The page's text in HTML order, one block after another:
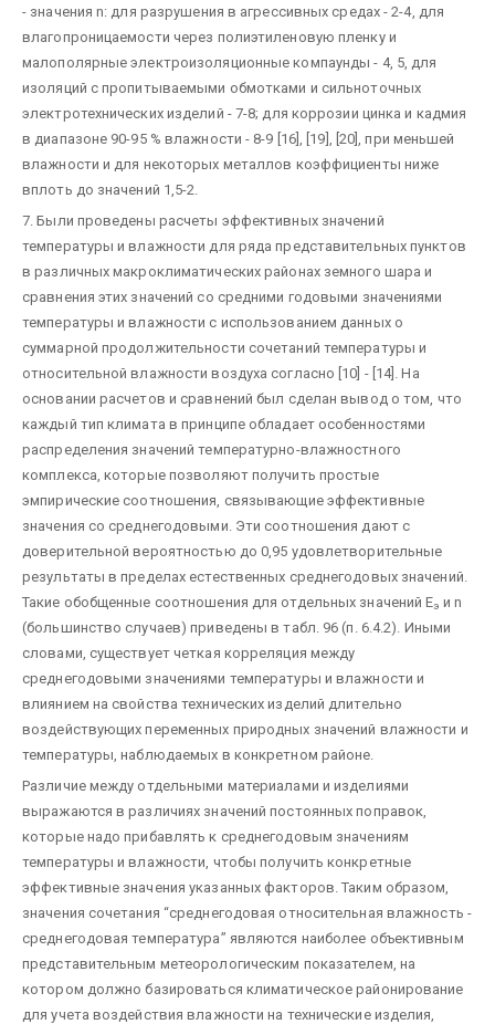
- значения n: для разрушения в агрессивных средах - 2-4, для
влагопроницаемости через полиэтиленовую пленку и
малополярные электроизоляционные компаунды - 4, 5, для
изоляций с пропитываемыми обмотками и сильноточных
электротехнических изделий - 7-8; для коррозии цинка и кадмия
в диапазоне 90-95 % влажности - 8-9 [16], [19], [20], при меньшей
влажности и для некоторых металлов коэффициенты ниже
вплоть до значений 1,5-2.
7. Были проведены расчеты эффективных значений
температуры и влажности для ряда представительных пунктов
в различных макроклиматических районах земного шара и
сравнения этих значений со средними годовыми значениями
температуры и влажности с использованием данных о
суммарной продолжительности сочетаний температуры и
относительной влажности воздуха согласно [10] - [14]. На
основании расчетов и сравнений был сделан вывод о том, что
каждый тип климата в принципе обладает особенностями
распределения значений температурно-влажностного
комплекса, которые позволяют получить простые
эмпирические соотношения, связывающие эффективные
значения со среднегодовыми. Эти соотношения дают с
доверительной вероятностью до 0,95 удовлетворительные
результаты в пределах естественных среднегодовых значений.
Такие обобщенные соотношения для отдельных значений Еэ и n
(большинство случаев) приведены в табл. 96 (п. 6.4.2). Иными
словами, существует четкая корреляция между
среднегодовыми значениями температуры и влажности и
влиянием на свойства технических изделий длительно
воздействующих переменных природных значений влажности и
температуры, наблюдаемых в конкретном районе.
Различие между отдельными материалами и изделиями
выражаются в различиях значений постоянных поправок,
которые надо прибавлять к среднегодовым значениям
температуры и влажности, чтобы получить конкретные
эффективные значения указанных факторов. Таким образом,
значения сочетания “среднегодовая относительная влажность -
среднегодовая температура” являются наиболее объективным
представительным метеорологическим показателем, на
котором должно базироваться климатическое районирование
для учета воздействия влажности на технические изделия,